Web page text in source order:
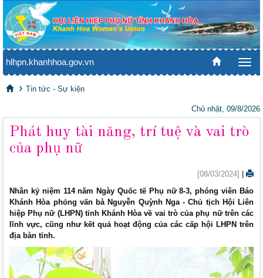
hlhpn.khanhhoa.gov.vn
Tin tức - Sự kiện
Chủ nhật, 09/8/2026
Phát huy tài năng, trí tuệ và vai trò
của phụ nữ
[08/03/2024]
Nhân kỷ niệm 114 năm Ngày Quốc tế Phụ nữ 8-3, phóng viên Báo
Khánh Hòa phỏng vấn bà Nguyễn Quỳnh Nga - Chủ tịch Hội Liên
hiệp Phụ nữ (LHPN) tỉnh Khánh Hòa về vai trò của phụ nữ trên các
lĩnh vực, cũng như kết quả hoạt động của các cấp hội LHPN trên
địa bàn tỉnh.